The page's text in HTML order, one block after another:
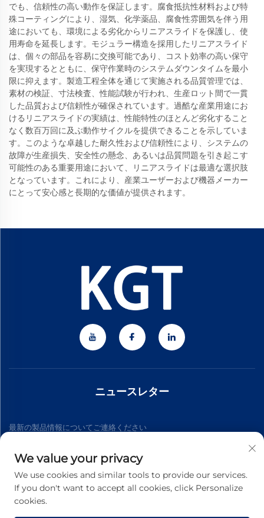
でも、信頼性の高い動作を保証します。腐食抵抗性材料および特
殊コーティングにより、湿気、化学薬品、腐食性雰囲気を伴う用
途においても、環境による劣化からリニアスライドを保護し、使
用寿命を延長します。モジュラー構造を採用したリニアスライド
は、個々の部品を容易に交換可能であり、コスト効率の高い保守
を実現するとともに、保守作業時のシステムダウンタイムを最小
限に抑えます。製造工程全体を通じて実施される品質管理では、
素材の検証、寸法検査、性能試験が行われ、生産ロット間で一貫
した品質および信頼性が確保されています。過酷な産業用途にお
けるリニアスライドの実績は、性能特性のほとんど劣化すること
なく数百万回に及ぶ動作サイクルを提供できることを示していま
す。このような卓越した耐久性および信頼性により、システムの
故障が生産損失、安全性の懸念、あるいは品質問題を引き起こす
可能性のある重要用途において、リニアスライドは最適な選択肢
となっています。これにより、産業ユーザーおよび機器メーカー
にとって安心感と長期的な価値が提供されます。
ニュースレター
最新の製品情報についてご連絡ください
We value your privacy
We use cookies and similar tools to provide our services.
If you don't want to accept all cookies, click Personalize
cookies.